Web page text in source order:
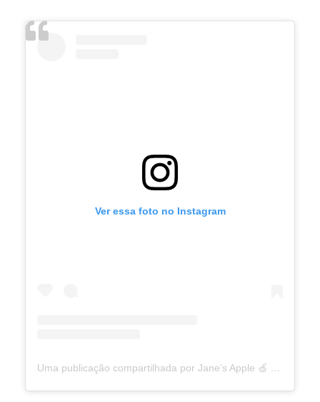
Ver essa foto no Instagram
Uma publicação compartilhada por Jane’s Apple 🍏 (@janesapplefactory)